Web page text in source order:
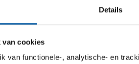
Details
van cookies
van functionele-, analytische- en
vastberadenheid om nooit voor een